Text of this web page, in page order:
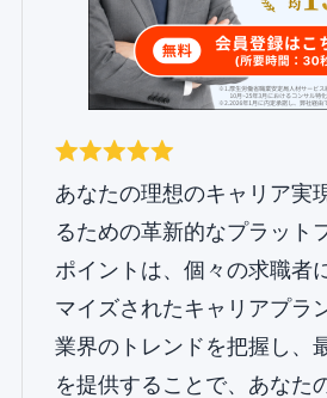
あなたの理想のキャリア実
るための革新的なプラット
ポイントは、個々の求職者
マイズされたキャリアプラ
業界のトレンドを把握し、
を提供することで、あなた